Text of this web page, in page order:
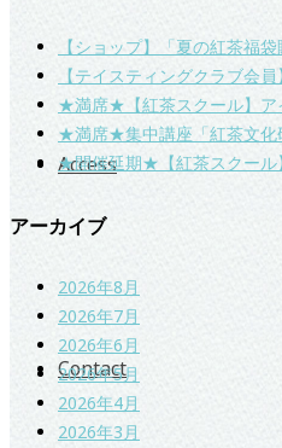
Access
Contact
【ショップ】「夏の紅茶福
【テイスティングクラブ会
★満席★【紅茶スクール】ア
★満席★集中講座「紅茶文化
★開催延期★【紅茶スクール
アーカイブ
2026年8月
2026年7月
2026年6月
2026年5月
2026年4月
2026年3月